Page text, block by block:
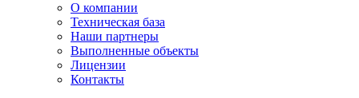
О компании
Техническая база
Наши партнеры
Выполненные объекты
Лицензии
Контакты